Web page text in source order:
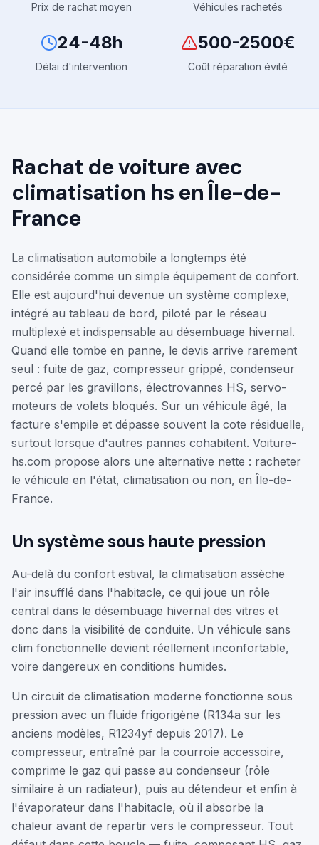
Prix de rachat moyen Véhicules rachetés
24-48h
Délai d'intervention
500-2500€
Coût réparation évité
Rachat de voiture avec
climatisation hs en Île-de-
France
La climatisation automobile a longtemps été
considérée comme un simple équipement de confort.
Elle est aujourd'hui devenue un système complexe,
intégré au tableau de bord, piloté par le réseau
multiplexé et indispensable au désembuage hivernal.
Quand elle tombe en panne, le devis arrive rarement
seul : fuite de gaz, compresseur grippé, condenseur
percé par les gravillons, électrovannes HS, servo-
moteurs de volets bloqués. Sur un véhicule âgé, la
facture s'empile et dépasse souvent la cote résiduelle,
surtout lorsque d'autres pannes cohabitent. Voiture-
hs.com propose alors une alternative nette : racheter
le véhicule en l'état, climatisation ou non, en Île-de-
France.
Un système sous haute pression
Au-delà du confort estival, la climatisation assèche
l'air insufflé dans l'habitacle, ce qui joue un rôle
central dans le désembuage hivernal des vitres et
donc dans la visibilité de conduite. Un véhicule sans
clim fonctionnelle devient réellement inconfortable,
voire dangereux en conditions humides.
Un circuit de climatisation moderne fonctionne sous
pression avec un fluide frigorigène (R134a sur les
anciens modèles, R1234yf depuis 2017). Le
compresseur, entraîné par la courroie accessoire,
comprime le gaz qui passe au condenseur (rôle
similaire à un radiateur), puis au détendeur et enfin à
l'évaporateur dans l'habitacle, où il absorbe la
chaleur avant de repartir vers le compresseur. Tout